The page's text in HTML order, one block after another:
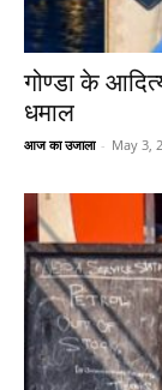
गोण्डा के
धमाल
आज का उजाला - May 3,